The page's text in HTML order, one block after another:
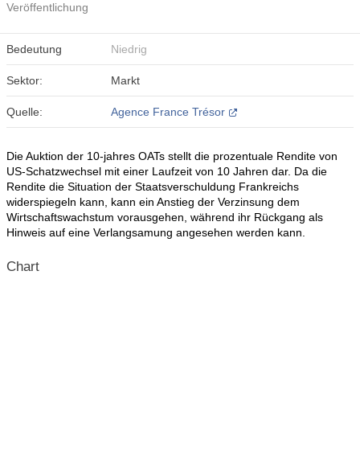
Veröffentlichung
Bedeutung Niedrig
Sektor: Markt
Quelle: Agence France Trésor
Die Auktion der 10-jahres OATs stellt die prozentuale Rendite von
US-Schatzwechsel mit einer Laufzeit von 10 Jahren dar. Da die
Rendite die Situation der Staatsverschuldung Frankreichs
widerspiegeln kann, kann ein Anstieg der Verzinsung dem
Wirtschaftswachstum vorausgehen, während ihr Rückgang als
Hinweis auf eine Verlangsamung angesehen werden kann.
Chart